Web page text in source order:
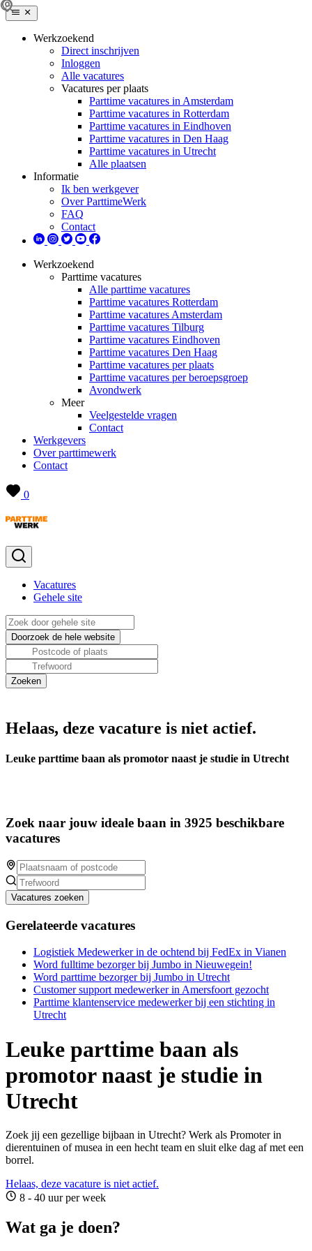
Werkzoekend
Direct inschrijven
Inloggen
Alle vacatures
Vacatures per plaats
Parttime vacatures in Amsterdam
Parttime vacatures in Rotterdam
Parttime vacatures in Eindhoven
Parttime vacatures in Den Haag
Parttime vacatures in Utrecht
Alle plaatsen
Informatie
Ik ben werkgever
Over ParttimeWerk
FAQ
Contact
Werkzoekend
Parttime vacatures
Alle parttime vacatures
Parttime vacatures Rotterdam
Parttime vacatures Amsterdam
Parttime vacatures Tilburg
Parttime vacatures Eindhoven
Parttime vacatures Den Haag
Parttime vacatures per plaats
Parttime vacatures per beroepsgroep
Avondwerk
Meer
Veelgestelde vragen
Contact
Werkgevers
Over parttimewerk
Contact
0
Vacatures
Gehele site
Helaas, deze vacature is niet actief.
Leuke parttime baan als promotor naast je studie in Utrecht
Zoek naar jouw ideale baan in 3925 beschikbare
vacatures
Vacatures zoeken
Gerelateerde vacatures
Logistiek Medewerker in de ochtend bij FedEx in Vianen
Word fulltime bezorger bij Jumbo in Nieuwegein!
Word parttime bezorger bij Jumbo in Utrecht
Customer support medewerker in Amersfoort gezocht
Parttime klantenservice medewerker bij een stichting in
Utrecht
Leuke parttime baan als
promotor naast je studie in
Utrecht
Zoek jij een gezellige bijbaan in Utrecht? Werk als Promoter in
dierentuinen of musea in een hecht team en sluit elke dag af met een
borrel.
Helaas, deze vacature is niet actief.
8 - 40 uur per week
Wat ga je doen?